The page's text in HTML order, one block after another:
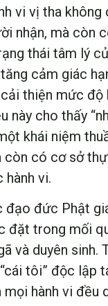
vi vị tha không
nhận, mà còn
thái tâm lý
cảm giác
thiện mức độ
này cho thấy
khái niệm
còn có cơ sở
hành vi.
đức Phật
đặt trong mối
và duyên sinh.
tôi” độc lập
mọi hành vi đều